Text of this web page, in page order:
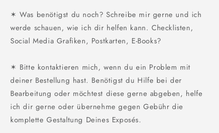
✶ Was benötigst du noch? Schreibe mir gerne und ich
werde schauen, wie ich dir helfen kann. Checklisten,
Social Media Grafiken, Postkarten, E-Books?
✶ Bitte kontaktieren mich, wenn du ein Problem mit
deiner Bestellung hast. Benötigst du Hilfe bei der
Bearbeitung oder möchtest diese gerne abgeben, helfe
ich dir gerne oder übernehme gegen Gebühr die
komplette Gestaltung Deines Exposés.